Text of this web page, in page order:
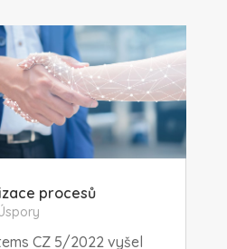
procesů
CZ 5/2022 vyšel